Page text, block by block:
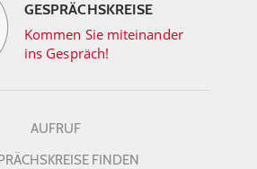
GESPRÄCHSKREISE
Kommen Sie miteinander
ins Gespräch!
AUFRUF
FINDEN